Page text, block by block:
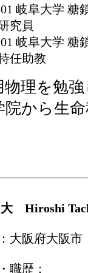
岐阜大学 糖
究員
岐阜大学
任助教
理を勉
から生
Hiroshi
大阪府大阪市
職歴：